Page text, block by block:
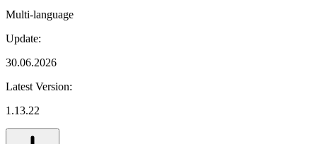
Multi-language
Update:
30.06.2026
Latest Version:
1.13.22